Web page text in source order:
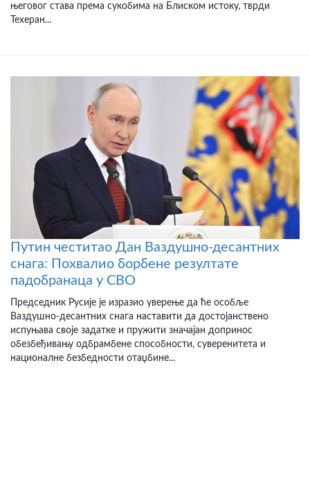
његовог става према сукобима на Блиском истоку, тврди
Техеран...
Путин честитао Дан Ваздушно-десантних
снага: Похвалио борбене резултате
падобранаца у СВО
Председник Русије је изразио уверење да ће особље
Ваздушно-десантних снага наставити да достојанствено
испуњава своје задатке и пружити значајан допринос
обезбеђивању одбрамбене способности, суверенитета и
националне безбедности отаџбине...